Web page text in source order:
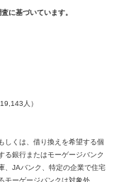
に基づいています。
人）
しくは、借り換えを希望する個
る銀行またはモーゲージバンク
、JAバンク、特定の企業で住宅
モーゲージバンクは対象外